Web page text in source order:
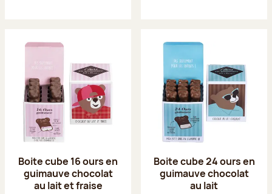
Boite cube 16 ours en
guimauve chocolat
au lait et fraise
Boite cube 24 ours en
guimauve chocolat
au lait